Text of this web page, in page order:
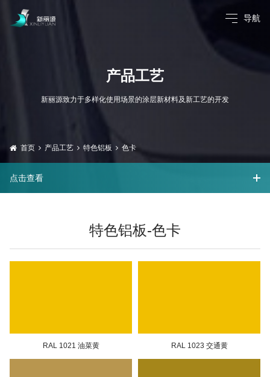
导航
网站首页
质量研发
产品工艺
新丽源致力于多样化使用场景的涂层新材料及新工艺的开发
点击查看
首页 产品工艺 特色铝板 色卡
特色铝板-色卡
RAL 1021 油菜黄 RAL 1023 交通黄